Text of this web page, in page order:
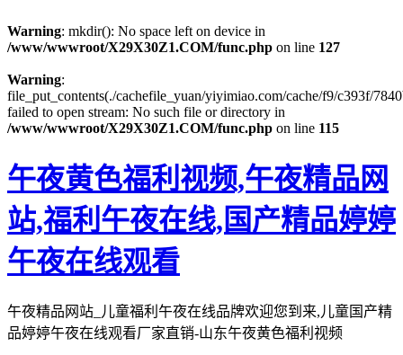
Warning: mkdir(): No space left on device in
/www/wwwroot/X29X30Z1.COM/func.php on line 127
Warning:
file_put_contents(./cachefile_yuan/yiyimiao.com/cache/f9/c393f/
failed to open stream: No such file or directory in
/www/wwwroot/X29X30Z1.COM/func.php on line 115
午夜黄色福利视频,午夜精品网
站,福利午夜在线,国产精品婷婷
午夜在线观看
午夜精品网站_儿童福利午夜在线品牌欢迎您到来,儿童国产精
品婷婷午夜在线观看厂家直销-山东午夜黄色福利视频